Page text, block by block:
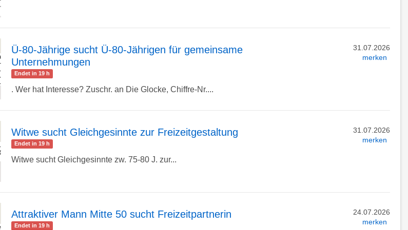
Detailseite
Detailseite
Ü-80-Jährige sucht Ü-80-Jährigen für gemeinsame
Unternehmungen
Endet in 19 h
. Wer hat Interesse? Zuschr. an Die Glocke, Chiffre-Nr....
31.07.2026
merken
zur
Detailseite
Witwe sucht Gleichgesinnte zur Freizeitgestaltung
Endet in 19 h
Witwe sucht Gleichgesinnte zw. 75-80 J. zur...
31.07.2026
merken
Attraktiver Mann Mitte 50 sucht Freizeitpartnerin
Endet in 19 h
24.07.2026
merken